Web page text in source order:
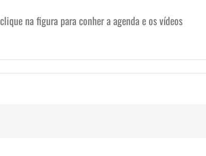
clique na figura para conher a agenda e os vídeos